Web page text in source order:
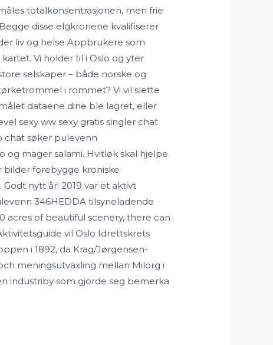
totalkonsentrasjonen, men frie
disse elgkronene kvalifiserer
liv og helse Appbrukere som
Vi holder til i Oslo og yter
selskaper – både norske og
i rommet? Vi vil slette
dataene dine ble lagret, eller
sexy ww sexy gratis singler chat
chat søker pulevenn
og mager salami. Hvitløk skal hjelpe
forebygge kroniske
nytt år! 2019 var et aktivt
346HEDDA tilsyneladende
acres of beautiful scenery, there can
vil Oslo Idrettskrets
i 1892, da Krag/Jørgensen-
meningsutväxling mellan Milorg i
industriby som gjorde seg bemerka